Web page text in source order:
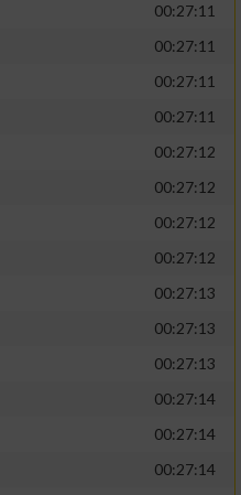
00:27:11
00:27:11
00:27:11
00:27:11
00:27:12
00:27:12
00:27:12
00:27:12
00:27:13
00:27:13
00:27:13
00:27:14
00:27:14
00:27:14